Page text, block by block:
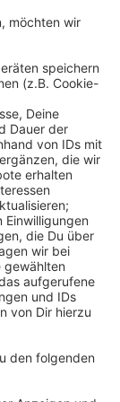
Seit
Anwohner
dem
Container in
genutzt.